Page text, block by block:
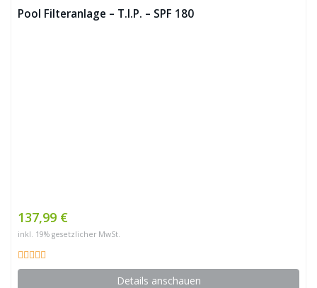
Pool Filteranlage – T.I.P. – SPF 180
137,99 €
inkl. 19% gesetzlicher MwSt.
Details anschauen